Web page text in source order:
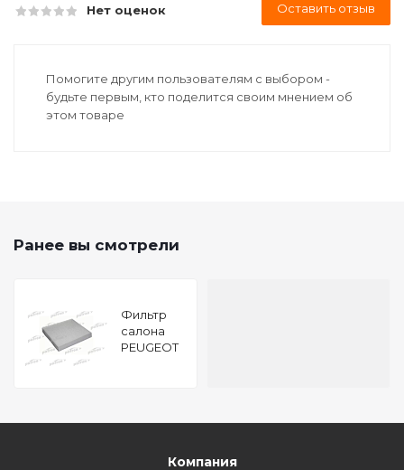
Нет оценок Оставить отзыв
Помогите другим пользователям с выбором -
будьте первым, кто поделится своим мнением об
этом товаре
Ранее вы смотрели
Фильтр
салона
PEUGEOT
Компания